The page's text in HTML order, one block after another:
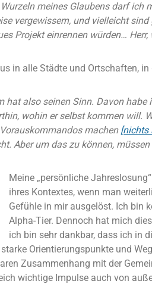
meines Glaubens darf ich
vergewissern, und vielleicht sind
Projekt einrennen würden…
in alle Städte und Ortschaften, in
hat also seinen Sinn. Davon
wohin er selbst kommen will.
machen [nichts
Aber um das zu können,
Meine „persönliche
ihres Kontextes, wenn man
Gefühle in mir ausgelöst. Ich bin
Alpha-Tier. Dennoch hat mich
ich bin sehr dankbar, dass ich in
Orientierungspunkte und
Zusammenhang mit der
wichtige Impulse auch von